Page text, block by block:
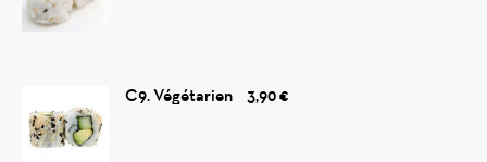
C9. Végétarien 3,90 €